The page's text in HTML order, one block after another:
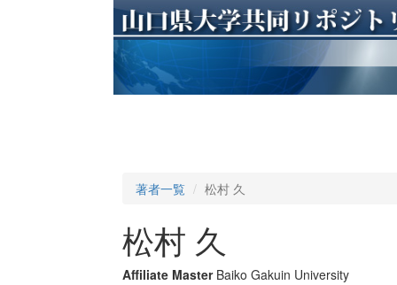
著者一覧 松村 久
松村 久
Affiliate Master Baiko Gakuin University